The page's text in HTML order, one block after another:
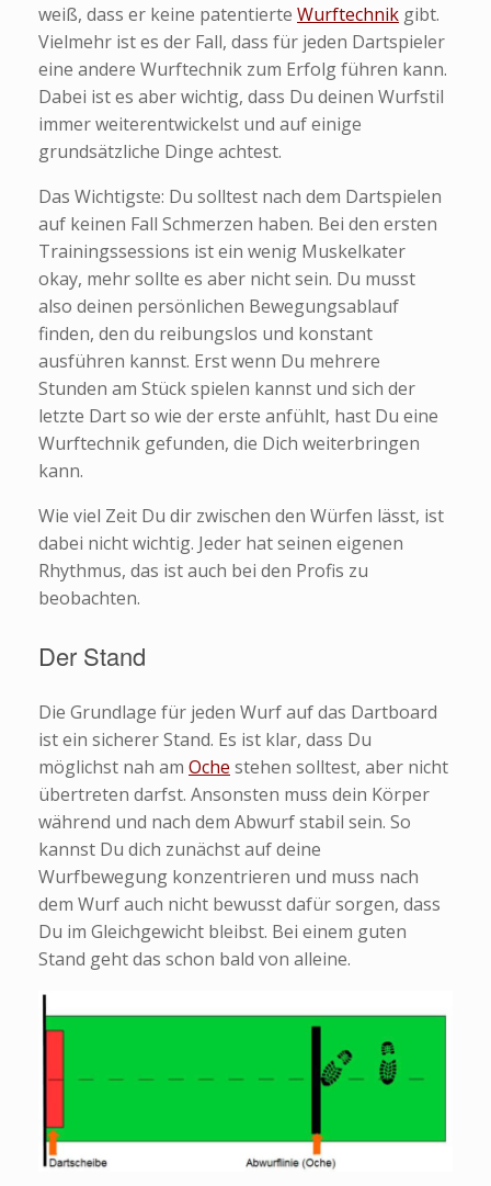
weiß, dass er keine patentierte Wurftechnik gibt.
Vielmehr ist es der Fall, dass für jeden Dartspieler
eine andere Wurftechnik zum Erfolg führen kann.
Dabei ist es aber wichtig, dass Du deinen Wurfstil
immer weiterentwickelst und auf einige
grundsätzliche Dinge achtest.
Das Wichtigste: Du solltest nach dem Dartspielen
auf keinen Fall Schmerzen haben. Bei den ersten
Trainingssessions ist ein wenig Muskelkater
okay, mehr sollte es aber nicht sein. Du musst
also deinen persönlichen Bewegungsablauf
finden, den du reibungslos und konstant
ausführen kannst. Erst wenn Du mehrere
Stunden am Stück spielen kannst und sich der
letzte Dart so wie der erste anfühlt, hast Du eine
Wurftechnik gefunden, die Dich weiterbringen
kann.
Wie viel Zeit Du dir zwischen den Würfen lässt, ist
dabei nicht wichtig. Jeder hat seinen eigenen
Rhythmus, das ist auch bei den Profis zu
beobachten.
Der Stand
Die Grundlage für jeden Wurf auf das Dartboard
ist ein sicherer Stand. Es ist klar, dass Du
möglichst nah am Oche stehen solltest, aber nicht
übertreten darfst. Ansonsten muss dein Körper
während und nach dem Abwurf stabil sein. So
kannst Du dich zunächst auf deine
Wurfbewegung konzentrieren und muss nach
dem Wurf auch nicht bewusst dafür sorgen, dass
Du im Gleichgewicht bleibst. Bei einem guten
Stand geht das schon bald von alleine.